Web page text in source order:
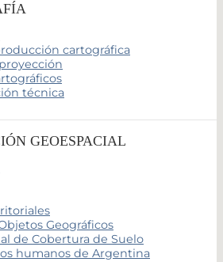
cartográfica
técnica
GEOESPACIAL
Geográficos
de Cobertura de Suelo
humanos de Argentina